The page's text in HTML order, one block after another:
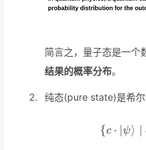
简言之，量子态是一个
结果的概率分布。
纯态(pure state)是希
{c ⋅ ∣ψ⟩ ∣